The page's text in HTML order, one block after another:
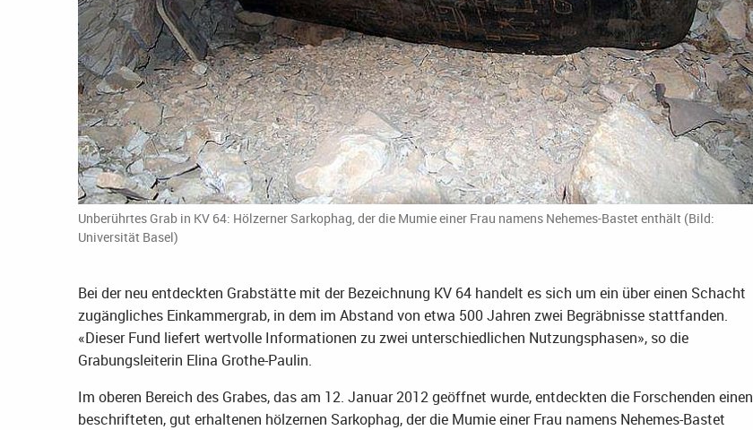
Unberührtes Grab in KV 64: Hölzerner Sarkophag, der die Mumie einer Frau namens Nehemes-Bastet enthält (Bild:
Universität Basel)
Bei der neu entdeckten Grabstätte mit der Bezeichnung KV 64 handelt es sich um ein über einen Schacht
zugängliches Einkammergrab, in dem im Abstand von etwa 500 Jahren zwei Begräbnisse stattfanden.
«Dieser Fund liefert wertvolle Informationen zu zwei unterschiedlichen Nutzungsphasen», so die
Grabungsleiterin Elina Grothe-Paulin.
Im oberen Bereich des Grabes, das am 12. Januar 2012 geöffnet wurde, entdeckten die Forschenden einen
beschrifteten, gut erhaltenen hölzernen Sarkophag, der die Mumie einer Frau namens Nehemes-Bastet